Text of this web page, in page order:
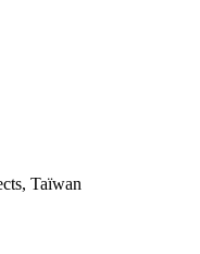
Taïwan